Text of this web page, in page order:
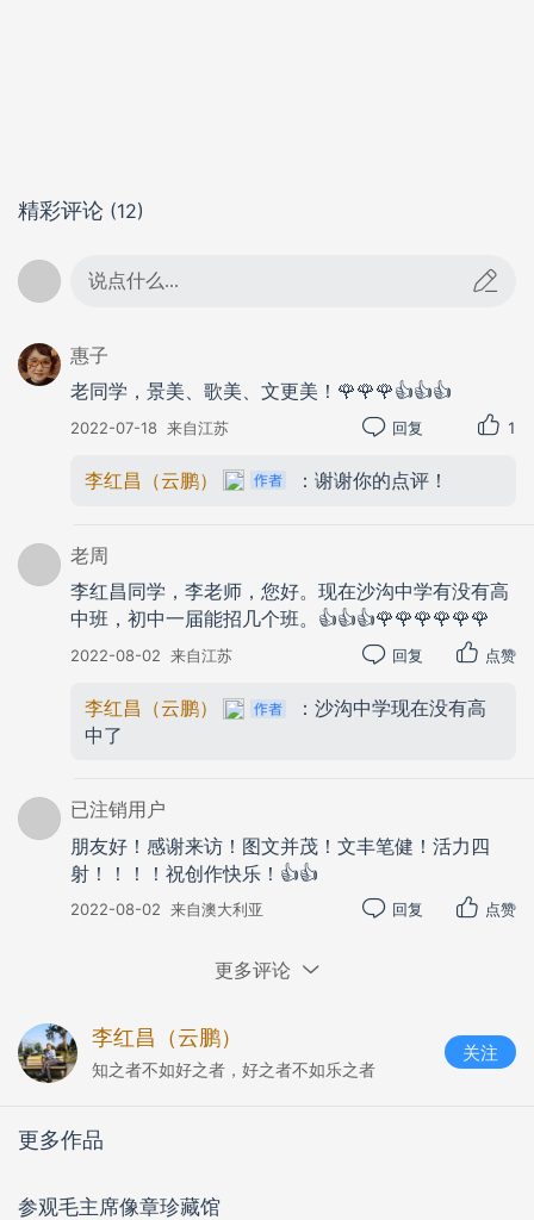
里，在歌声中，跳起来，舞起来，一洗白天工作劳
享受着歌声，享受着舞姿，享受着生活！如果你在
散步时正好遇到了跳舞的熟人，她或者他，她们或
有更热情的，会一曲舞罢，走到你的身边，与你聊
上一会。
“援法议事亭”那边传来了淮剧爱好者的唱段，那
腔调乡音浓郁。虽然我不太听懂，却倍感亲切。这
李老师吗？”意外的收获，在风鸣桥下竟然碰到了过
去的学生。好久不见了，问问他们现在何处，他们
一一自报：扬大，南师，南邮。我由衷地说：“都很
好！”为师者，无比欣慰。看到他们一脸的自豪和自
眼前灯光闪烁，亭台轩榭；耳中欢歌袅袅，笑语
喧哗。凫园风韵，真的不亚于别处的名胜。
注释：凫园，是江苏省泰州市兴化市沙沟镇的人民
精彩评论 (12)
说点什么...
惠子
老同学，景美、歌美、文更美！🌹🌹🌹👍👍👍
2022-07-18 来自江苏 回复 1
李红昌（云鹏） ：谢谢你的点评！
老周
李红昌同学，李老师，您好。现在沙沟中学有没有高
中班，初中一届能招几个班。👍👍👍🌹🌹🌹🌹🌹🌹
2022-08-02 来自江苏 回复 点赞
李红昌（云鹏）
：沙沟中学现在没有高
中了
已注销用户
朋友好！感谢来访！图文并茂！文丰笔健！活力四
射！！！！祝创作快乐！👍👍
2022-08-02 来自澳大利亚 回复 点赞
更多评论
李红昌（云鹏）
知之者不如好之者，好之者不如乐之者
关注
更多作品
参观毛主席像章珍藏馆